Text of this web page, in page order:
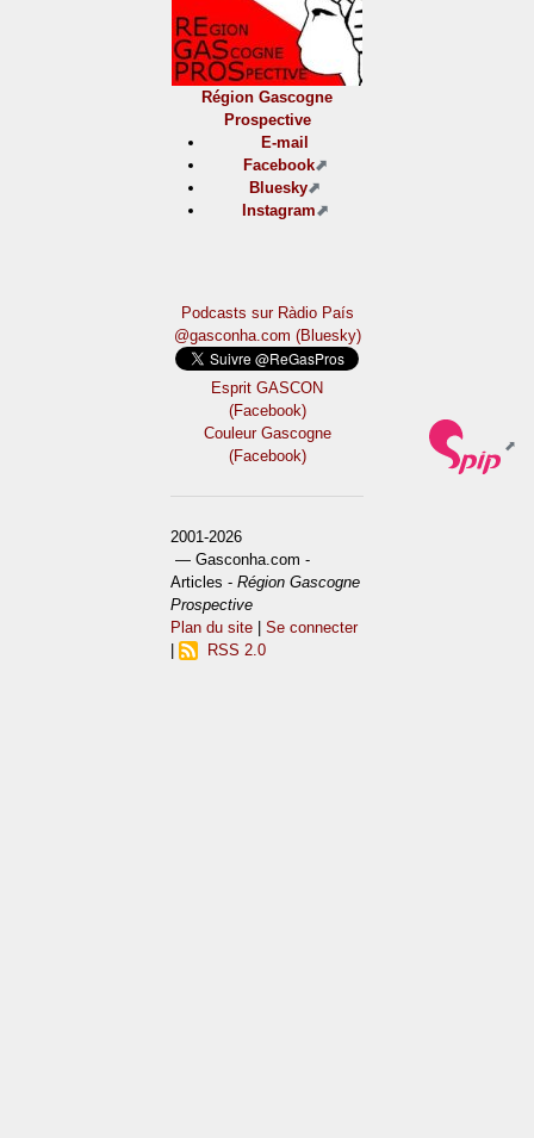
Région Gascogne
Prospective
E-mail
Facebook
Bluesky
Instagram
Podcasts sur Ràdio País
@gasconha.com (Bluesky)
Esprit GASCON
(Facebook)
Couleur Gascogne
(Facebook)
2001-2026
— Gasconha.com -
Articles -Région Gascogne
Prospective
Plan du site |Se connecter
RSS 2.0